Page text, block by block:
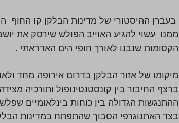
בעברן ההיסטורי של מדינות הבלקן קו החוף
ממנו  עשוי להגיע האוייב הפולש שירסק את
הקסומות שנבנו לאורך חופי הים האדראתי .
מיקומו של אזור הבלקן בדרום אירופה מחד
ברצף החיבור בין קונסטנטינופול ותורכיה
ההתנגשות הגדולה בין כוחות בינלאומיים
בצד האתנוגרפי הסבוך שהתפתח במדינות